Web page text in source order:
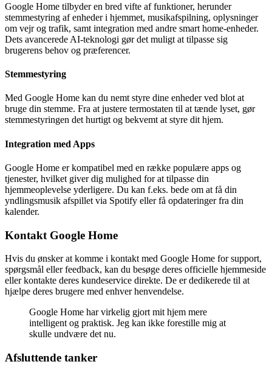
Google Home tilbyder en bred vifte af funktioner, herunder
stemmestyring af enheder i hjemmet, musikafspilning, oplysninger
om vejr og trafik, samt integration med andre smart home-enheder.
Dets avancerede AI-teknologi gør det muligt at tilpasse sig
brugerens behov og præferencer.
Stemmestyring
Med Google Home kan du nemt styre dine enheder ved blot at
bruge din stemme. Fra at justere termostaten til at tænde lyset, gør
stemmestyringen det hurtigt og bekvemt at styre dit hjem.
Integration med Apps
Google Home er kompatibel med en række populære apps og
tjenester, hvilket giver dig mulighed for at tilpasse din
hjemmeoplevelse yderligere. Du kan f.eks. bede om at få din
yndlingsmusik afspillet via Spotify eller få opdateringer fra din
kalender.
Kontakt Google Home
Hvis du ønsker at komme i kontakt med Google Home for support,
spørgsmål eller feedback, kan du besøge deres officielle hjemmeside
eller kontakte deres kundeservice direkte. De er dedikerede til at
hjælpe deres brugere med enhver henvendelse.
Google Home har virkelig gjort mit hjem mere
intelligent og praktisk. Jeg kan ikke forestille mig at
skulle undvære det nu.
Afsluttende tanker